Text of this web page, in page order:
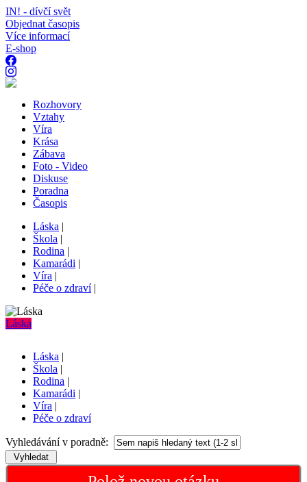
IN! - dívčí svět
Objednat časopis
Více informací
E-shop
Rozhovory
Vztahy
Víra
Krása
Zábava
Foto - Video
Diskuse
Poradna
Časopis
Láska |
Škola |
Rodina |
Kamarádi |
Víra |
Péče o zdraví|
Láska
Láska |
Škola |
Rodina |
Kamarádi |
Víra |
Péče o zdraví
Vyhledávání v poradně: